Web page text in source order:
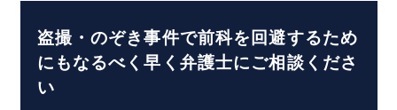
盗撮・のぞき事件で前科を回避するため
にもなるべく早く弁護士にご相談くださ
い